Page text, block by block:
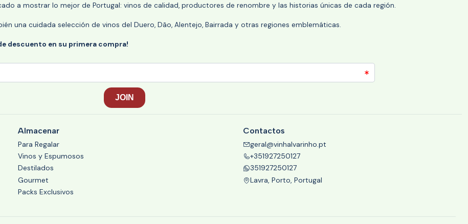
a mostrar lo mejor de Portugal: vinos de calidad, productores de renombre y las historias únicas de cada región.
una cuidada selección de vinos del Duero, Dão, Alentejo, Bairrada y otras regiones emblemáticas.
descuento en su primera compra!
Almacenar
Para Regalar
Vinos y Espumosos
Destilados
Gourmet
Packs Exclusivos
Contactos
geral@vinhalvarinho.pt
+351927250127
351927250127
Lavra, Porto, Portugal